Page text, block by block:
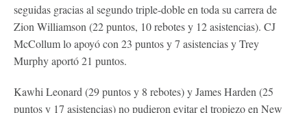
seguidas gracias al segundo triple-doble en toda su carrera de
Zion Williamson (22 puntos, 10 rebotes y 12 asistencias). CJ
McCollum lo apoyó con 23 puntos y 7 asistencias y Trey
Murphy aportó 21 puntos.
Kawhi Leonard (29 puntos y 8 rebotes) y James Harden (25
puntos y 17 asistencias) no pudieron evitar el tropiezo en New